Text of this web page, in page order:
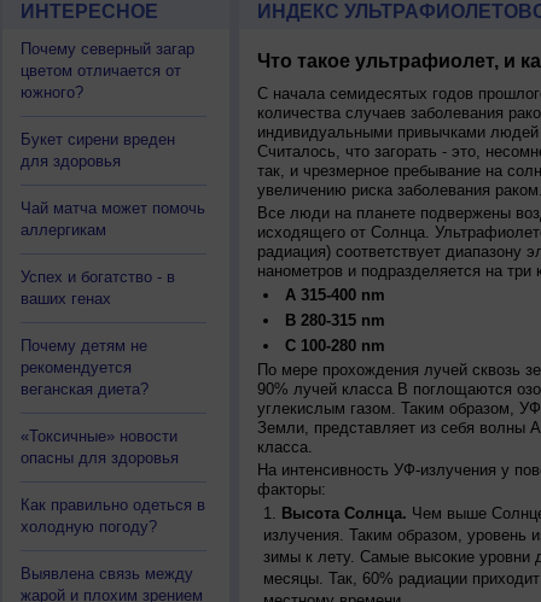
ИНТЕРЕСНОЕ
Почему северный загар
цветом отличается от
южного?
Букет сирени вреден
для здоровья
Чай матча может помочь
аллергикам
Успех и богатство - в
ваших генах
Почему детям не
рекомендуется
веганская диета?
«Токсичные» новости
опасны для здоровья
Как правильно одеться в
холодную погоду?
Выявлена связь между
жарой и плохим зрением
ИНДЕКС
Что такое ультрафиолет, и
С начала семидесятых годов
количества случаев заболевания
индивидуальными привычками
Считалось, что загорать - это,
так, и чрезмерное пребывание на
увеличению риска заболевания
Все люди на планете подвержены
исходящего от Солнца.
радиация) соответствует диапазону
нанометров и подразделяется на три
A 315-400 nm
B 280-315 nm
C 100-280 nm
По мере прохождения лучей сквозь
90% лучей класса B поглощаются
углекислым газом. Таким образом,
Земли, представляет из себя волны
класса.
На интенсивность УФ-излучения у
факторы:
Высота Солнца. Чем выше
излучения. Таким образом, уровень
зимы к лету. Самые высокие уровни
месяцы. Так, 60% радиации